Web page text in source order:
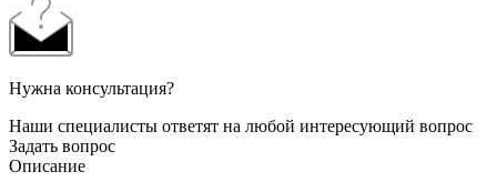
Нужна консультация?
Наши специалисты ответят на любой интересующий вопрос
Задать вопрос
Описание